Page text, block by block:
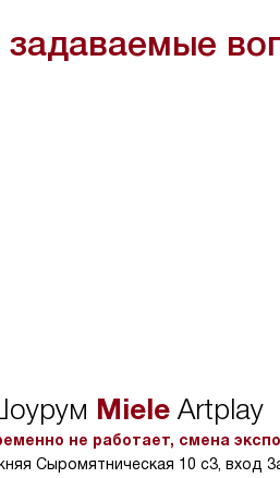
задаваемые
MieleArtplay
не работает, смена
Сыромятническая 10 с3, вход